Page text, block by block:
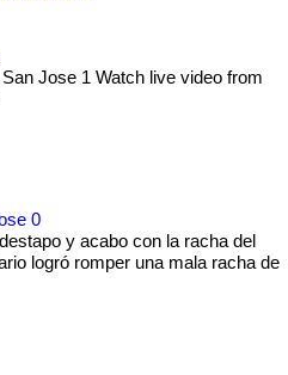
Jose 1 Watch live video from
0
y acabo con la racha del
logró romper una mala racha de